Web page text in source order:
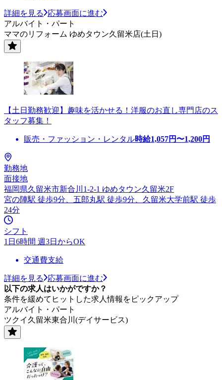
詳細を見る
応募画面に進む
アルバイト・パート
ママのリフォーム ゆめタウン久留米店(土日)
【土日勤務歓迎】趣味を活かせる！洋服のお直し専門店のス
タッフ募集！
販売・ファッション・レンタル時給1,057円〜1,200円
勤務地
面接地
福岡県久留米市新合川1-2-1 ゆめタウン久留米2F
宮の陣駅 徒歩9分、五郎丸駅 徒歩9分、久留米大学前駅 徒歩
24分
シフト
1日6時間 週3日からOK
交通費支給
詳細を見る
応募画面に進む
以下の求人はいかがですか？
条件を緩めてヒットした求人情報をピックアップ
アルバイト・パート
ツクイ久留米東合川(デイサービス)